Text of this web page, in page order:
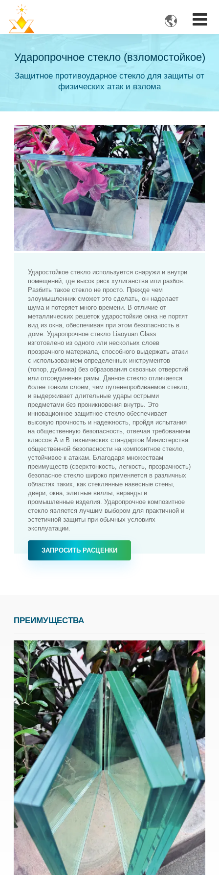

Ударопрочное стекло (взломостойкое)
Защитное противоударное стекло для защиты от
физических атак и взлома
Ударостойкое стекло используется снаружи и внутри
помещений, где высок риск хулиганства или разбоя.
Разбить такое стекло не просто. Прежде чем
злоумышленник сможет это сделать, он наделает
шума и потеряет много времени. В отличие от
металлических решеток ударостойкие окна не портят
вид из окна, обеспечивая при этом безопасность в
доме. Ударопрочное стекло Liaoyuan Glass
изготовлено из одного или нескольих слоев
прозрачного материала, способного выдержать атаки
с использованием определенных инструментов
(топор, дубинка) без образования сквозных отверстий
или отсоединения рамы. Данное стекло отличается
более тонким слоем, чем пуленепробиваемое стекло,
и выдерживает длительные удары острыми
предметами без проникновения внутрь. Это
инновационное защитное стекло обеспечивает
высокую прочность и надежность, пройдя испытания
на общественную безопасность, отвечая требованиям
классов А и В технических стандартов Министерства
общественной безопасности на композитное стекло,
устойчивое к атакам. Благодаря множествам
преимуществ (сверхтонкость, легкость, прозрачность)
безопасное стекло широко применяется в различных
областях таких, как стеклянные навесные стены,
двери, окна, элитные виллы, веранды и
промышленные изделия. Ударопрочное композитное
стекло является лучшим выбором для практичной и
эстетичной защиты при обычных условиях
эксплуатации.
ЗАПРОСИТЬ РАСЦЕНКИ
ПРЕИМУЩЕСТВА